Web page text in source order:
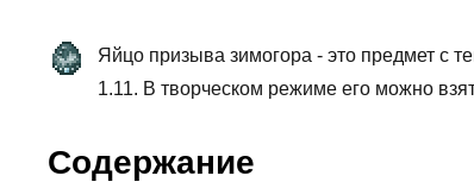
Яйцо призыва зимогора - это предмет с
1.11. В творческом режиме его можно
Содержание